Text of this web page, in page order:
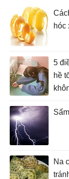
hóc
5
hề
Na